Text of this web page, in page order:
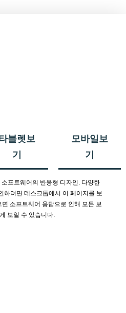
블렛보
기
모바일보
기
프트웨어의 반응형 디자인. 다양한
하려면 데스크톱에서 이 페이지를 보
소프트웨어 응답으로 인해 모든 보
보일 수 있습니다.